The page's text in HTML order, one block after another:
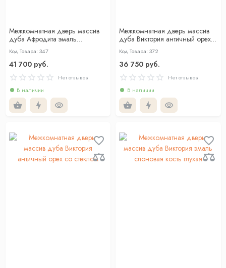
Межкомнатная дверь массив
дуба Афродита эмаль
слоновая кость со стеклом
Код Товара: 347
41 700 руб.
Нет отзывов
В наличии
Межкомнатная дверь массив
дуба Виктория античный орех
глухая
Код Товара: 372
36 750 руб.
Нет отзывов
В наличии